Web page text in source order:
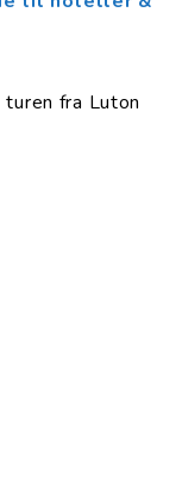
fra Luton